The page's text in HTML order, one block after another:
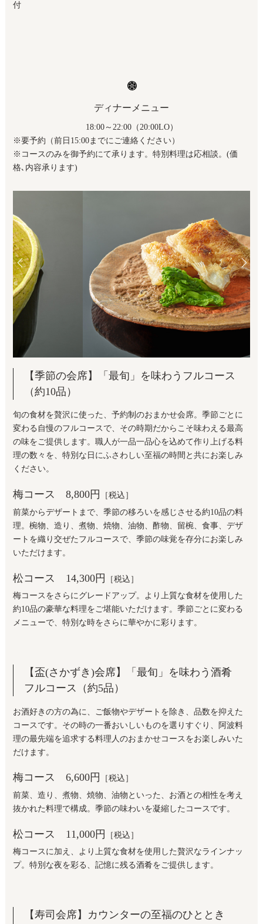
付
ディナーメニュー
18:00～22:00（20:00LO）
※要予約（前日15:00までにご連絡ください）
※コースのみを御予約にて承ります。特別料理は応相談。(価
格､内容承ります)
【季節の会席】「最旬」を味わうフルコース
（約10品）
旬の食材を贅沢に使った、予約制のおまかせ会席。季節ごとに
変わる自慢のフルコースで、その時期だからこそ味わえる最高
の味をご提供します。職人が一品一品心を込めて作り上げる料
理の数々を、特別な日にふさわしい至福の時間と共にお楽しみ
ください。
梅コース 8,800円 ［税込］
前菜からデザートまで、季節の移ろいを感じさせる約10品の料
理。椀物、造り、煮物、焼物、油物、酢物、留椀、食事、デザ
ートを織り交ぜたフルコースで、季節の味覚を存分にお楽しみ
いただけます。
松コース 14,300円 ［税込］
梅コースをさらにグレードアップ。より上質な食材を使用した
約10品の豪華な料理をご堪能いただけます。季節ごとに変わる
メニューで、特別な時をさらに華やかに彩ります。
【盃(さかずき)会席】「最旬」を味わう酒肴
フルコース（約5品）
お酒好きの方の為に、ご飯物やデザートを除き、品数を抑えた
コースです。その時の一番おいしいものを選りすぐり、阿波料
理の最先端を追求する料理人のおまかせコースをお楽しみいた
だけます。
梅コース 6,600円 ［税込］
前菜、造り、煮物、焼物、油物といった、お酒との相性を考え
抜かれた料理で構成。季節の味わいを凝縮したコースです。
松コース 11,000円 ［税込］
梅コースに加え、より上質な食材を使用した贅沢なラインナッ
プ。特別な夜を彩る、記憶に残る酒肴をご提供します。
【寿司会席】カウンターの至福のひととき